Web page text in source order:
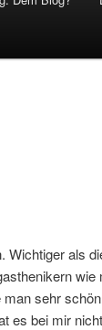
Wichtiger als
wie
sehr
es bei mir nicht